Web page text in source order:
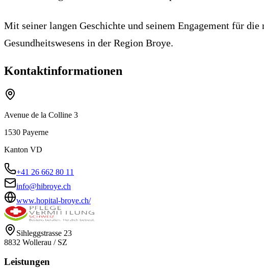
Mit seiner langen Geschichte und seinem Engagement für
Gesundheitswesens in der Region Broye.
Kontaktinformationen
Avenue de la Colline 3
1530 Payerne
Kanton VD
+41 26 662 80 11
info@hibroye.ch
www.hopital-broye.ch/
Sihleggstrasse 23
8832 Wollerau / SZ
Leistungen